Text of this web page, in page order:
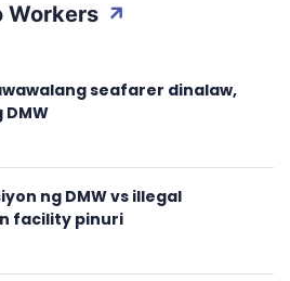
Workers
seafarer dinalaw,
ng DMW vs illegal
facility pinuri